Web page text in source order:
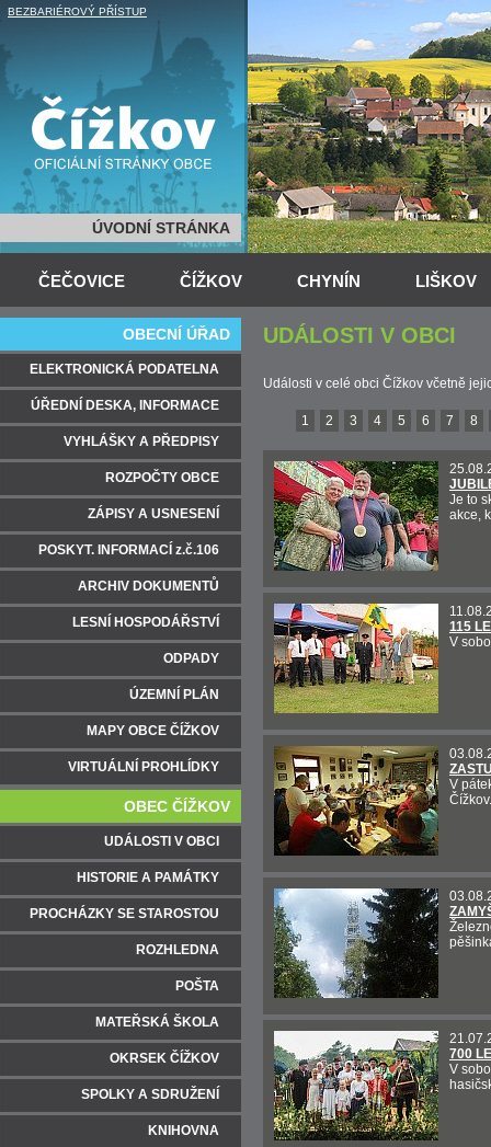
BEZBARIÉROVÝ PŘÍSTUP
ÚVODNÍ STRÁNKA
ČEČOVICE ČÍŽKOV CHYNÍN LIŠKOV
UDÁLOSTI V OBCI
Události v celé obci Čížkov včetně
1 2 3 4 5 6 7 8
Je to
akce,
115
V
V
Čížkov.
700
V
OBECNÍ ÚŘAD
ELEKTRONICKÁ PODATELNA
ÚŘEDNÍ DESKA, INFORMACE
VYHLÁŠKY A PŘEDPISY
ROZPOČTY OBCE
ZÁPISY A USNESENÍ
POSKYT. INFORMACÍ z.č.106
ARCHIV DOKUMENTŮ
LESNÍ HOSPODÁŘSTVÍ
ODPADY
ÚZEMNÍ PLÁN
MAPY OBCE ČÍŽKOV
VIRTUÁLNÍ PROHLÍDKY
OBEC ČÍŽKOV
UDÁLOSTI V OBCI
HISTORIE A PAMÁTKY
PROCHÁZKY SE STAROSTOU
ROZHLEDNA
POŠTA
MATEŘSKÁ ŠKOLA
OKRSEK ČÍŽKOV
SPOLKY A SDRUŽENÍ
KNIHOVNA